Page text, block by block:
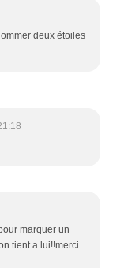
deux étoiles
marquer un
tient a lui!!merci